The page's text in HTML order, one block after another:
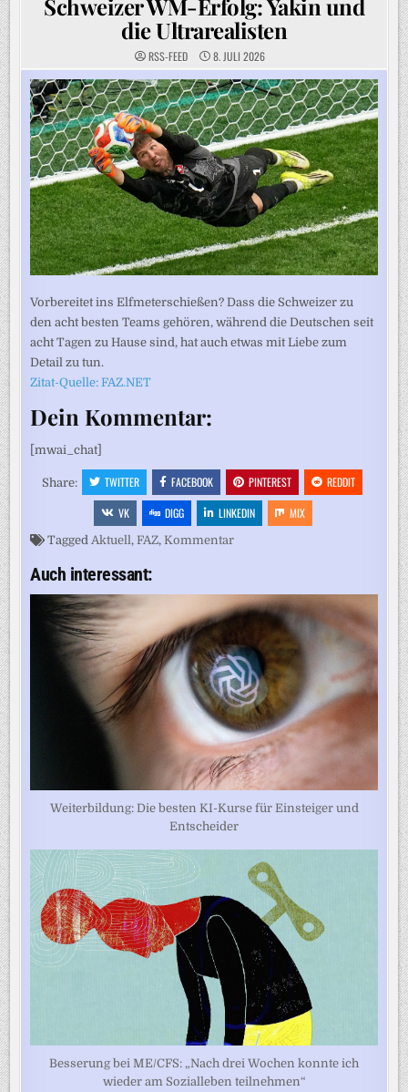
Schweizer WM-Erfolg: Yakin und
die Ultrarealisten
RSS-FEED 8. JULI 2026
Vorbereitet ins Elfmeterschießen? Dass die Schweizer zu
den acht besten Teams gehören, während die Deutschen seit
acht Tagen zu Hause sind, hat auch etwas mit Liebe zum
Detail zu tun.
Zitat-Quelle: FAZ.NET
Dein Kommentar:
[mwai_chat]
Share: TWITTER FACEBOOK PINTEREST
REDDIT
VK
DIGG LINKEDIN MIX
TaggedAktuell,FAZ,Kommentar
Auch interessant:
Weiterbildung: Die besten KI-Kurse für Einsteiger und
Entscheider
Besserung bei ME/CFS: „Nach drei Wochen konnte ich
wieder am Sozialleben teilnehmen“